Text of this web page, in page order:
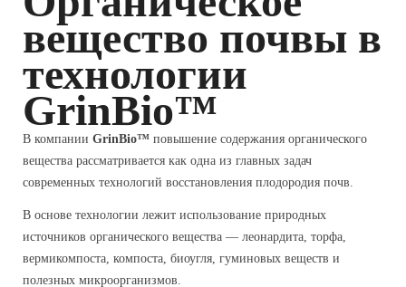
вещество почвы в
технологии
GrinBio™
В компании GrinBio™ повышение содержания органического
вещества рассматривается как одна из главных задач
современных технологий восстановления плодородия почв.
В основе технологии лежит использование природных
источников органического вещества — леонардита, торфа,
вермикомпоста, компоста, биоугля, гуминовых веществ и
полезных микроорганизмов.